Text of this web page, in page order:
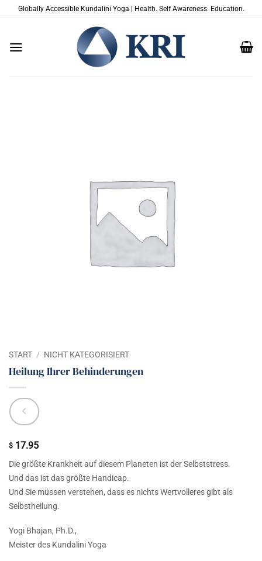
ZumGlobally Accessible Kundalini Yoga | Health. Self Awareness. Education.
START / NICHT KATEGORISIERT
Heilung Ihrer Behinderungen
$ 17.95
Die größte Krankheit auf diesem Planeten ist der Selbststress.
Und das ist das größte Handicap.
Und Sie müssen verstehen, dass es nichts Wertvolleres gibt als
Selbstheilung.
Yogi Bhajan, Ph.D.,
Meister des Kundalini Yoga